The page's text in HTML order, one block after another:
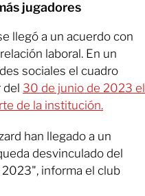
jugadores
llegó a un acuerdo con
laboral. En un
sociales el cuadro
del 30 de junio de 2023 el
de la institución.
han llegado a un
desvinculado del
informa el club